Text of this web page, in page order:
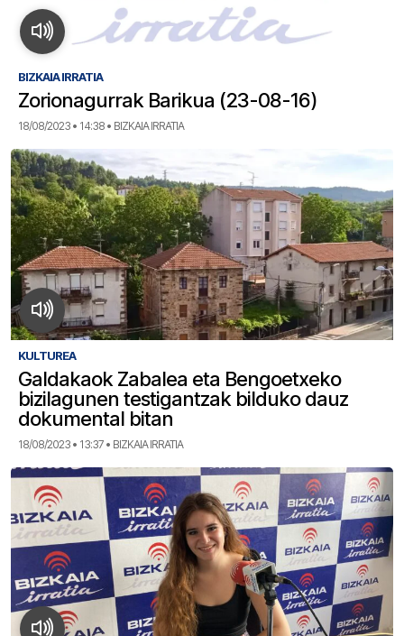
BIZKAIA IRRATIA
Zorionagurrak Barikua (23-08-16)
18/08/2023 • 14:38 • BIZKAIA IRRATIA
KULTUREA
Galdakaok Zabalea eta Bengoetxeko
bizilagunen testigantzak bilduko dauz
dokumental bitan
18/08/2023 • 13:37 • BIZKAIA IRRATIA